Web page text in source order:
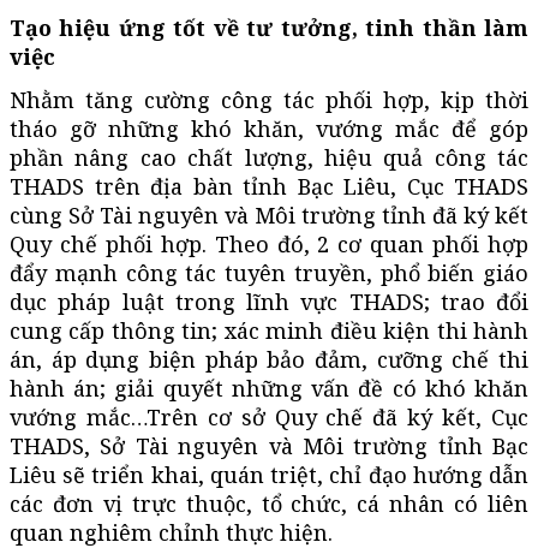
Tạo hiệu ứng tốt về tư tưởng, tinh thần làm
việc
Nhằm tăng cường công tác phối hợp, kịp thời
tháo gỡ những khó khăn, vướng mắc để góp
phần nâng cao chất lượng, hiệu quả công tác
THADS trên địa bàn tỉnh Bạc Liêu, Cục THADS
cùng Sở Tài nguyên và Môi trường tỉnh đã ký kết
Quy chế phối hợp. Theo đó, 2 cơ quan phối hợp
đẩy mạnh công tác tuyên truyền, phổ biến giáo
dục pháp luật trong lĩnh vực THADS; trao đổi
cung cấp thông tin; xác minh điều kiện thi hành
án, áp dụng biện pháp bảo đảm, cưỡng chế thi
hành án; giải quyết những vấn đề có khó khăn
vướng mắc…Trên cơ sở Quy chế đã ký kết, Cục
THADS, Sở Tài nguyên và Môi trường tỉnh Bạc
Liêu sẽ triển khai, quán triệt, chỉ đạo hướng dẫn
các đơn vị trực thuộc, tổ chức, cá nhân có liên
quan nghiêm chỉnh thực hiện.